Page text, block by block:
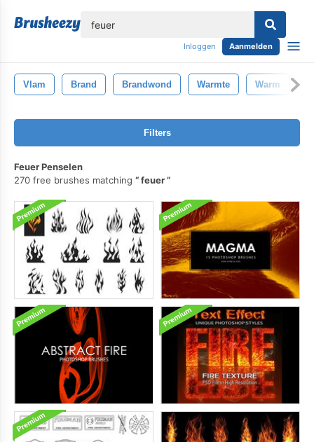
Inloggen Aanmelden
Vlam Brand Brandwond Warmte Warm
Filters
Feuer Penselen
270 free brushes matching
feuer